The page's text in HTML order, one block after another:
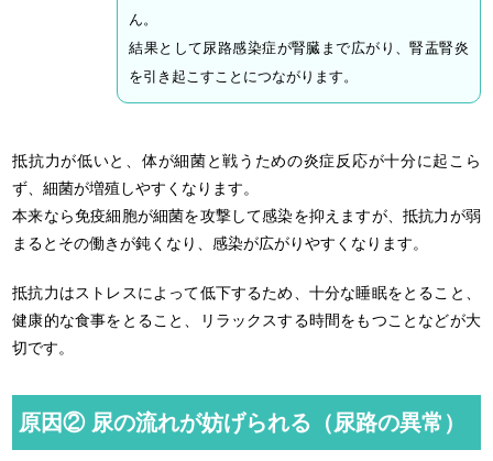
ん。
結果として尿路感染症が腎臓まで広がり、腎盂腎炎
を引き起こすことにつながります。
抵抗力が低いと、体が細菌と戦うための炎症反応が十分に起こら
ず、細菌が増殖しやすくなります。
本来なら免疫細胞が細菌を攻撃して感染を抑えますが、抵抗力が弱
まるとその働きが鈍くなり、感染が広がりやすくなります。
抵抗力はストレスによって低下するため、十分な睡眠をとること、
健康的な食事をとること、リラックスする時間をもつことなどが大
切です。
原因② 尿の流れが妨げられる（尿路の異常）